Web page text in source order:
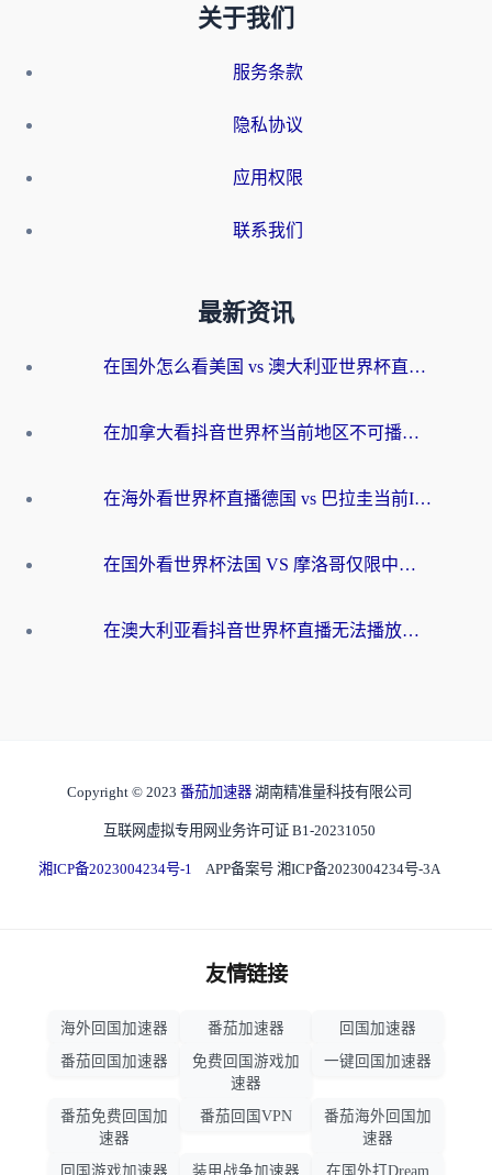
关于我们
服务条款
隐私协议
应用权限
联系我们
最新资讯
在国外怎么看美国 vs 澳大利亚世界杯直播？海外党必藏的中文解说观赛指南
在加拿大看抖音世界杯当前地区不可播放？海外党体育观赛终极指南
在海外看世界杯直播德国 vs 巴拉圭当前IP受限制？这篇指南帮你轻松解决地区限制
在国外看世界杯法国 VS 摩洛哥仅限中国大陆？别让地域限制拦下你的欢呼
在澳大利亚看抖音世界杯直播无法播放？海外党体育观赛终极指南来了！
Copyright © 2023 番茄加速器 湖南精准量科技有限公司
互联网虚拟专用网业务许可证 B1-20231050
湘ICP备2023004234号-1 APP备案号 湘ICP备2023004234号-3A
友情链接
海外回国加速器 番茄加速器
回国加速器
番茄回国加速器
免费回国游戏加
速器
一键回国加速器
番茄免费回国加
速器
番茄回国VPN
番茄海外回国加
速器
回国游戏加速器
装甲战争加速器 在国外打Dream